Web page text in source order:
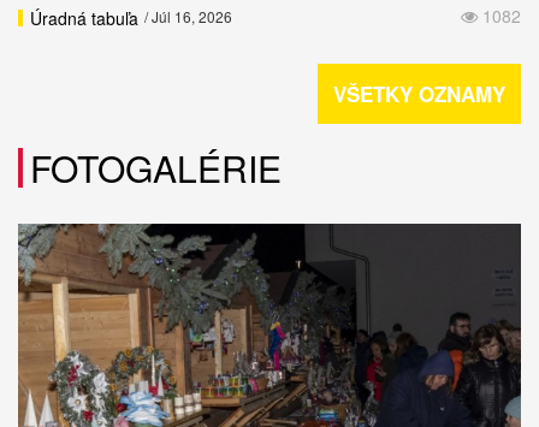
1082
Úradná tabuľa / Júl 16, 2026
VŠETKY OZNAMY
FOTOGALÉRIE